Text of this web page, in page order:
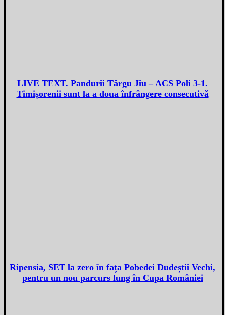
LIVE TEXT. Pandurii Târgu Jiu – ACS Poli 3-1.
Timișorenii sunt la a doua înfrângere consecutivă
Ripensia, SET la zero în fața Pobedei Dudeștii Vechi,
pentru un nou parcurs lung în Cupa României